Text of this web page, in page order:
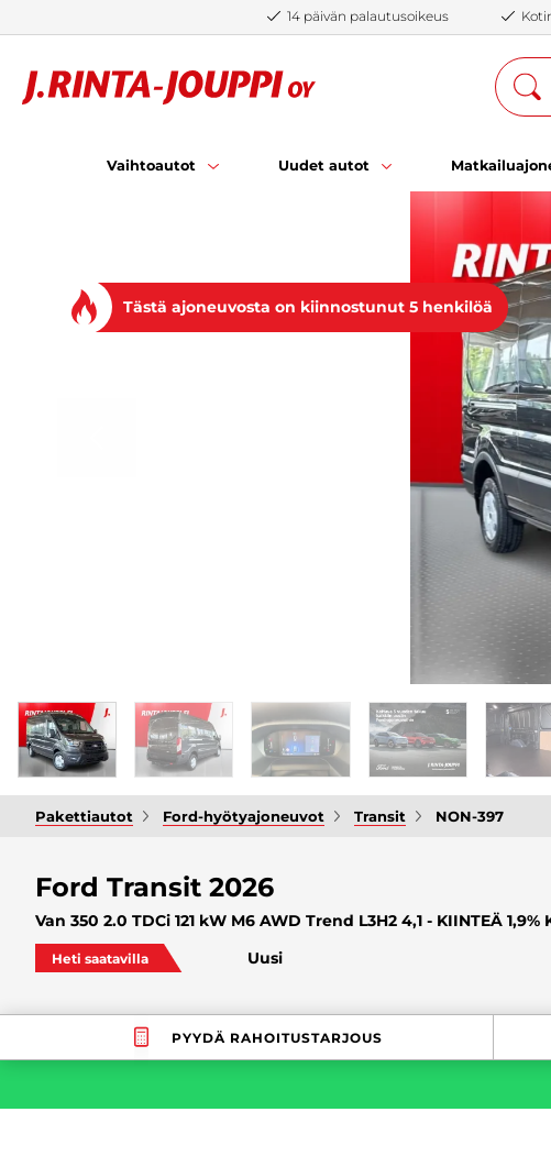
14 päivän palautusoikeus
Vaihtoautot Uudet autot
Tästä ajoneuvosta on kiinnostunut 5 henkilöä
Pakettiautot Ford-hyötyajoneuvot Transit NON-397
Ford Transit 2026
Van 350 2.0 TDCi 121 kW M6 AWD Trend L3H2 4,1 - KIINTEÄ 1,9%
Heti saatavilla Uusi
PYYDÄ RAHOITUSTARJOUS